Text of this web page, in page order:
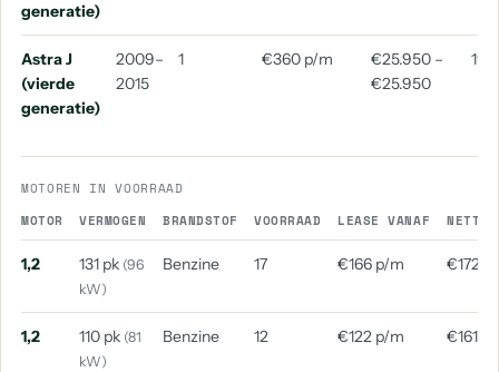
generatie)
Astra J
(vierde
generatie)
2009–
2015
1 €360 p/m
€25.950 –
€25.950
MOTOREN IN VOORRAAD
MOTOR
VERMOGEN BRANDSTOF VOORRAAD LEASE VANAF NETTO
1,2 131 pk (96
kW)
Benzine 17 €166 p/m €172
1,2 110 pk (81
kW)
Benzine 12 €122 p/m €161